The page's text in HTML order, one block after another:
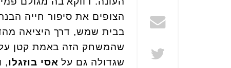
הצופים את סיפור חייה
בבית שמש, דרך היציאה
שהמשחק הזה באמת קטן
שגדולה גם על אסי בוזגלו,